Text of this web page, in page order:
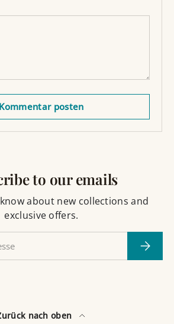
Kommentar posten
to our emails
about new collections and
exclusive offers.
nach oben